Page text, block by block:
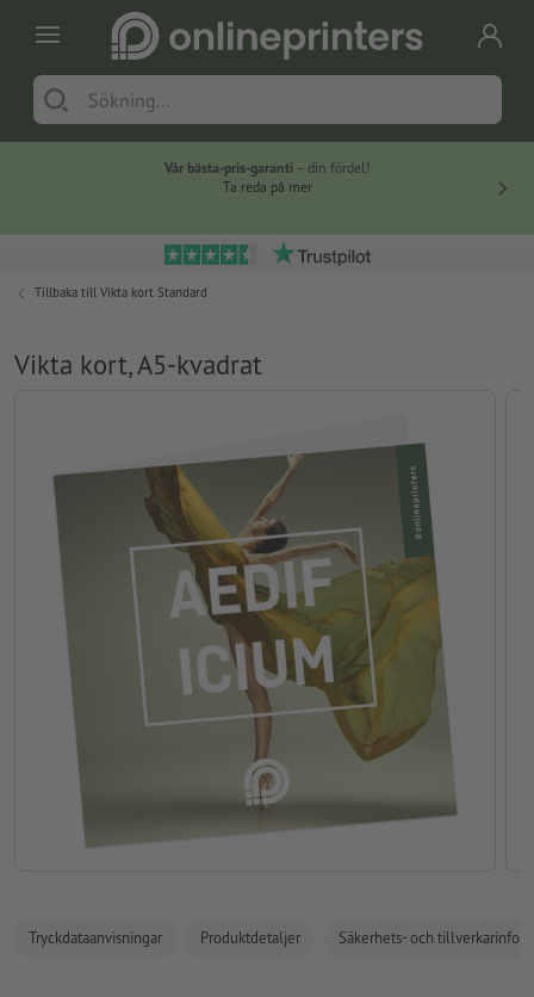
Vår bästa-pris-garanti – din fördel!
Ta reda på mer
Tillbaka till Vikta kort Standard
Vikta kort, A5-kvadrat
Tryckdataanvisningar Produktdetaljer Säkerhets- och